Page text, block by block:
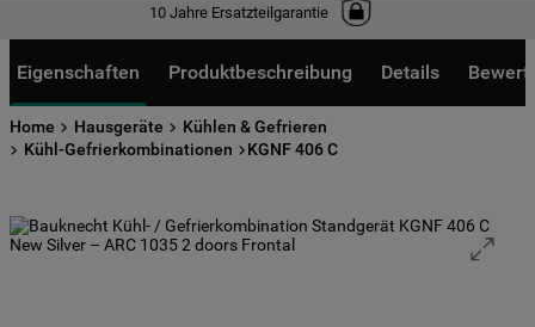
10 Jahre Ersatzteilgarantie
Eigenschaften Produktbeschreibung Details
Home Hausgeräte
Kühlen & Gefrieren
Kühl-Gefrierkombinationen
KGNF 406 C
DIE HÄUFIGSTEN SUCHANFRAGEN
2. geschirrspülern
3 . kühlgefrierkombination
5. trockner